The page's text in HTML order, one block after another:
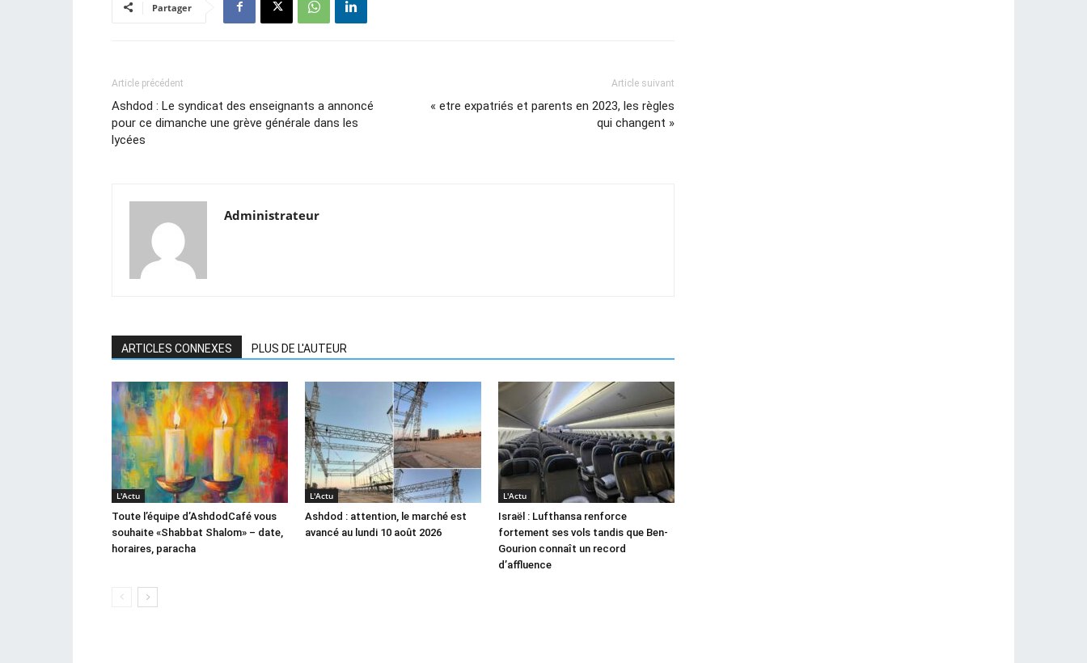
Partager
Article précédent
Ashdod : Le syndicat des enseignants a annoncé
pour ce dimanche une grève générale dans les
lycées
Article suivant
« etre expatriés et parents en 2023, les règles
qui changent »
Administrateur
ARTICLES CONNEXES PLUS DE L'AUTEUR
L'Actu
Toute l’équipe d’AshdodCafé vous
souhaite «Shabbat Shalom» – date,
horaires, paracha
L'Actu
Ashdod : attention, le marché est
avancé au lundi 10 août 2026
L'Actu
Israël : Lufthansa renforce
fortement ses vols tandis que Ben-
Gourion connaît un record
d’affluence